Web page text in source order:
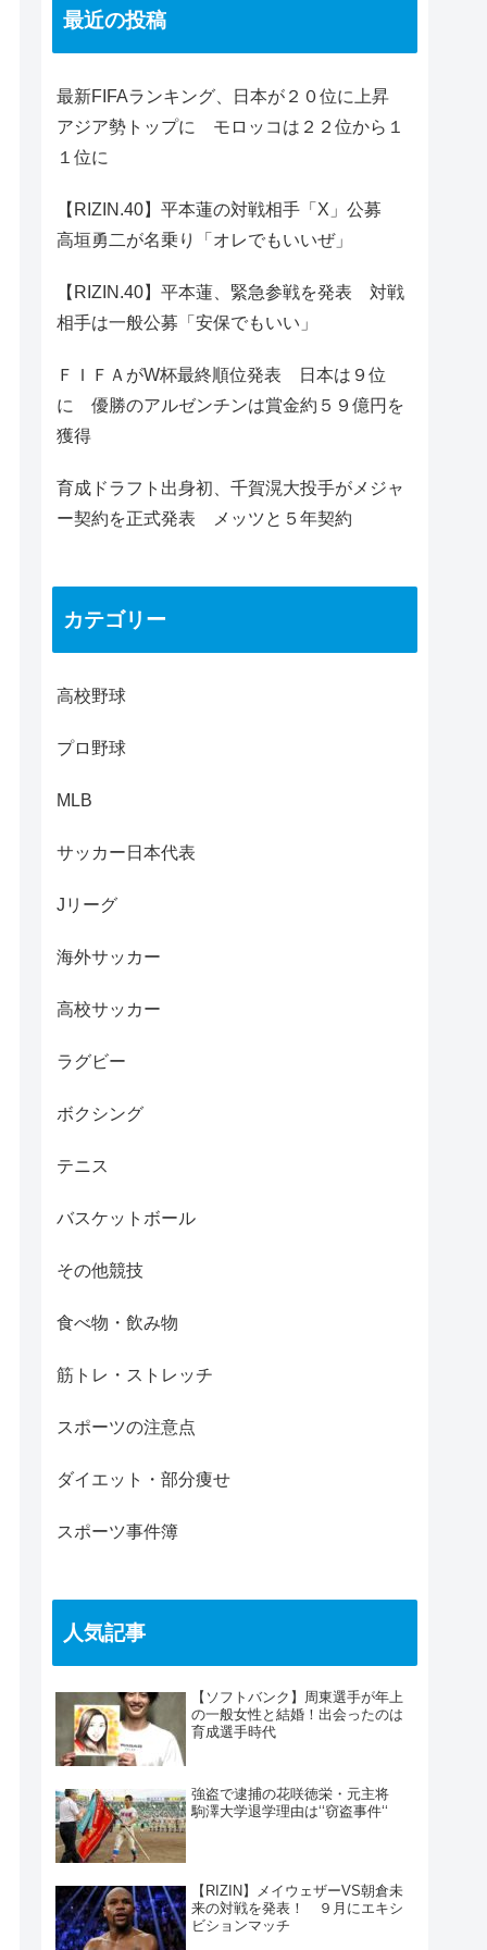
最近の投稿
最新FIFAランキング、日本が２０位に上昇
アジア勢トップに モロッコは２２位から１
１位に
【RIZIN.40】平本蓮の対戦相手「X」公募
高垣勇二が名乗り「オレでもいいぜ」
【RIZIN.40】平本蓮、緊急参戦を発表 対戦
相手は一般公募「安保でもいい」
ＦＩＦＡがW杯最終順位発表 日本は９位
に 優勝のアルゼンチンは賞金約５９億円を
獲得
育成ドラフト出身初、千賀滉大投手がメジャ
ー契約を正式発表 メッツと５年契約
カテゴリー
高校野球
プロ野球
MLB
サッカー日本代表
Jリーグ
海外サッカー
高校サッカー
ラグビー
ボクシング
テニス
バスケットボール
その他競技
食べ物・飲み物
筋トレ・ストレッチ
スポーツの注意点
ダイエット・部分痩せ
スポーツ事件簿
人気記事
【ソフトバンク】周東選手が年上
の一般女性と結婚！出会ったのは
育成選手時代
強盗で逮捕の花咲徳栄・元主将
駒澤大学退学理由は‘‘窃盗事件‘‘
【RIZIN】メイウェザーVS朝倉未
来の対戦を発表！ ９月にエキシ
ビションマッチ